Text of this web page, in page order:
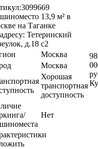
13,9 м² в
на Таганке
Тетеринский
д.18 с2
Москва
Москва
Хорошая
транспортная
доступность
Нет